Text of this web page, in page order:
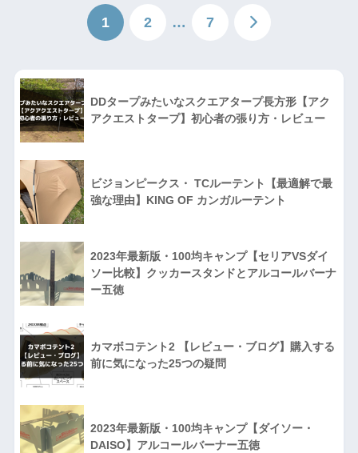
1 2 … 7
DDタープみたいなスクエアタープ長方形【アク
アクエストタープ】初心者の張り方・レビュー
ビジョンピークス・ TCルーテント【最適解で最
強な理由】KING OF カンガルーテント
2023年最新版・100均キャンプ【セリアVSダイ
ソー比較】クッカースタンドとアルコールバーナ
ー五徳
カマボコテント2 【レビュー・ブログ】購入する
前に気になった25つの疑問
2023年最新版・100均キャンプ【ダイソー・
DAISO】アルコールバーナー五徳